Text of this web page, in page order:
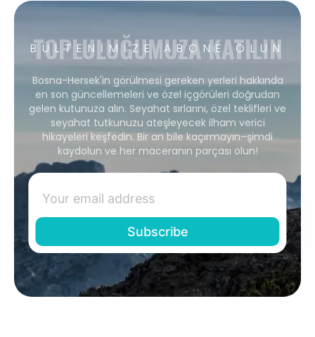
BÜLTENIMIZE ABONE OLUN
TOPLULUĞUMUZA KATILIN
Bosna-Hersek'in görülmesi gereken yerleri hakkında
en son güncellemeleri ve özel içgörüleri doğrudan
gelen kutunuza alın. Seyahat sırlarını, özel teklifleri ve
seyahat tutkunuzu ateşleyecek ilham verici
hikayeleri keşfedin. Bir an bile kaçırmayın–şimdi
kaydolun ve her maceranın parçası olun!